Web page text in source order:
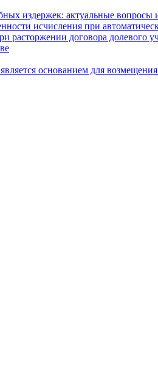
издержек: актуальные вопросы
исчисления при
расторжении договора долевого
основанием для